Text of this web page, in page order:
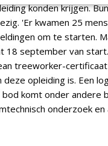
konden krijgen.
'Er kwamen 25
om te starten.
18 september van
treeworker-
opleiding is. Een
komt onder andere
onderzoek